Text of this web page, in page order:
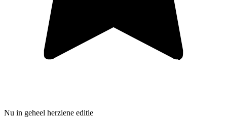
Nu in geheel herziene editie